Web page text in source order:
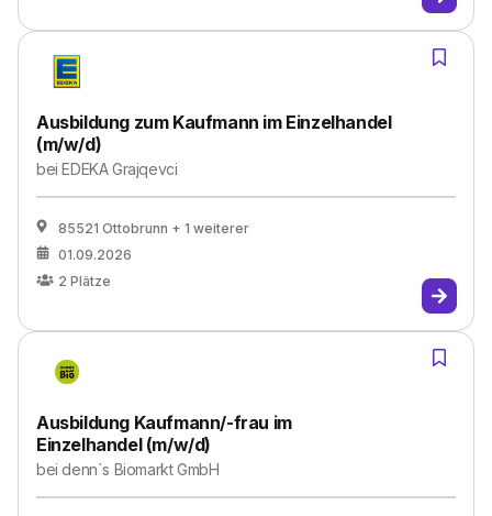
Ausbildung zum Kaufmann im Einzelhandel
(m/w/d)
beiEDEKA Grajqevci
85521 Ottobrunn + 1 weiterer
01.09.2026
2 Plätze
Ausbildung Kaufmann/-frau im
Einzelhandel (m/w/d)
beidenn`s Biomarkt GmbH